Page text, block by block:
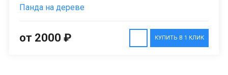
Панда на дереве
КУПИТЬ В 1 КЛИК
от 2000 ₽